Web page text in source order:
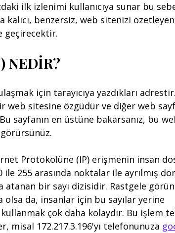
ilk izlenimi kullanıcıya sunar bu
kalıcı, benzersiz, web sitenizi
geçirecektir.
NEDİR?
için tarayıcıya yazdıkları
web sitesine özgüdür ve diğer web
sayfanın en üstüne bakarsanız, bu
Protokolüne (IP) erişmenin insan
255 arasında noktalar ile ayrılmış
atanan bir sayı dizisidir. Rastgele
da, insanlar için bu sayılar yerine
çok daha kolaydır. Bu işlem
misal 172.217.3.196'yı telefonunuza